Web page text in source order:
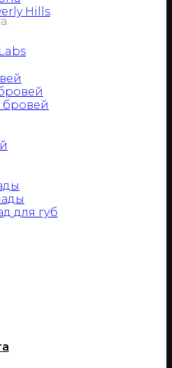
Hills
бровей
для губ